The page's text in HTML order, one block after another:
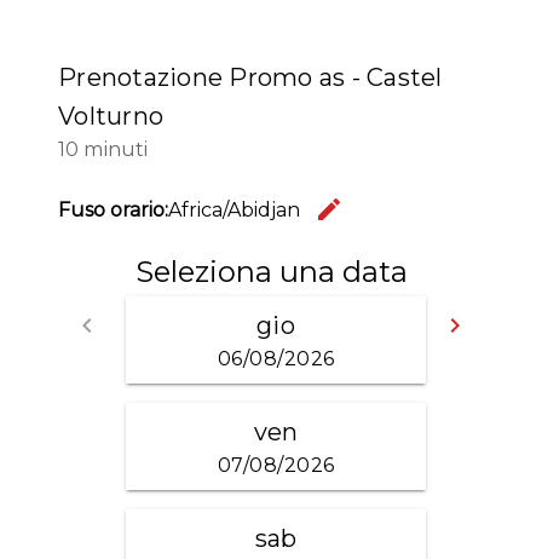
Prenotazione Promo as - Castel
Volturno
10 minuti
Fuso orario:Africa/Abidjan
edit
Seleziona una data
keyboard_arrow_left
Go back
keyboard_arrow_right
gio
06/08/2026
ven
07/08/2026
sab